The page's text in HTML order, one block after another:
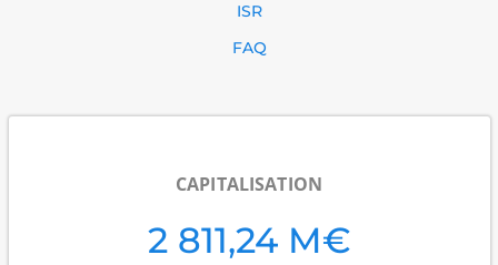
ISR
FAQ
CAPITALISATION
2 811,24 M€